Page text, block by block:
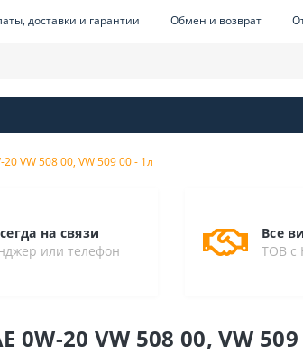
доставки и гарантии Обмен и возврат
VW 508 00, VW 509 00 - 1л
на связи
или телефон
Все
ТОВ с
20 VW 508 00, VW 509